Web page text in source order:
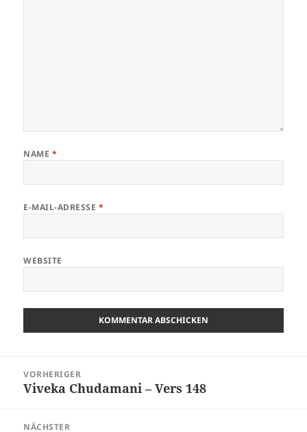
NAME *
E-MAIL-ADRESSE *
WEBSITE
VORHERIGER
Vorheriger
Viveka Chudamani – Vers 148
NÄCHSTER